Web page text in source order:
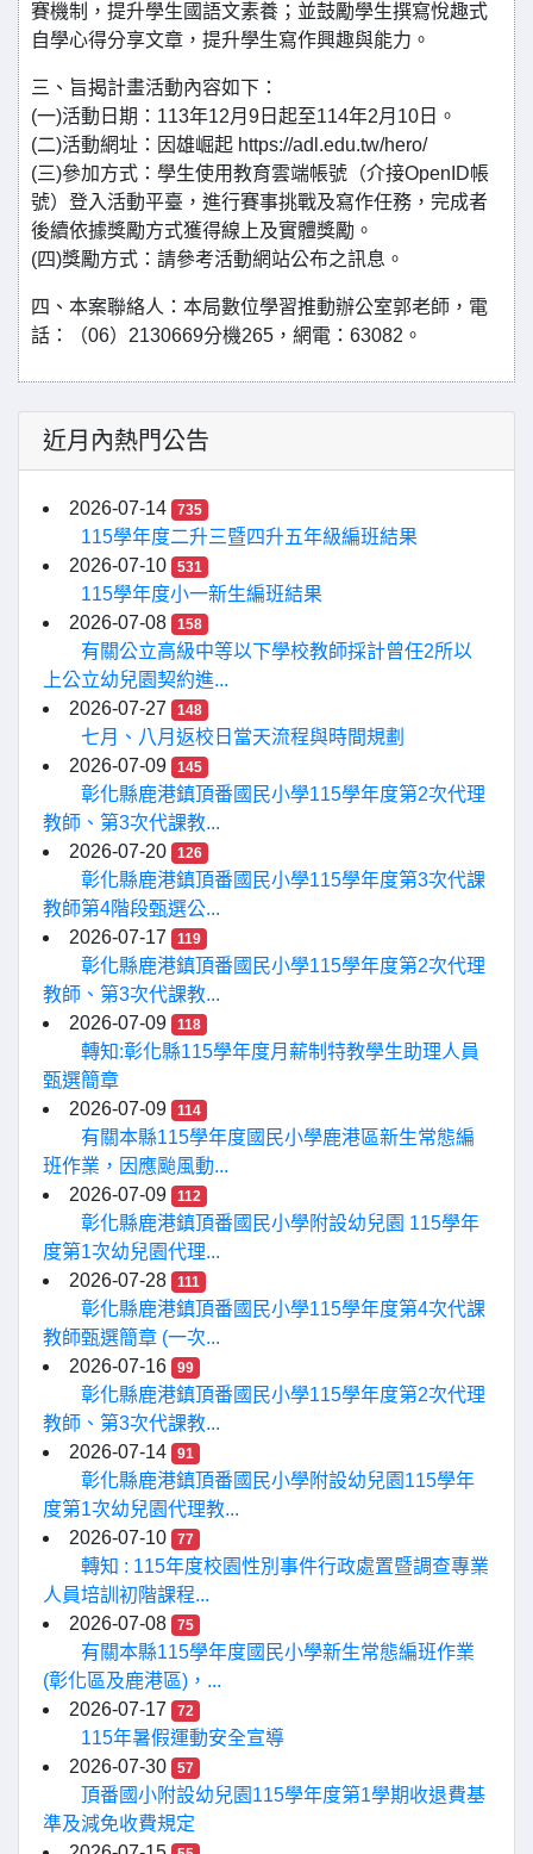
賽機制，提升學生國語文素養；並鼓勵學生撰寫悅趣式
自學心得分享文章，提升學生寫作興趣與能力。
三、旨揭計畫活動內容如下：
(一)活動日期：113年12月9日起至114年2月10日。
(二)活動網址：因雄崛起 https://adl.edu.tw/hero/
(三)參加方式：學生使用教育雲端帳號（介接OpenID帳
號）登入活動平臺，進行賽事挑戰及寫作任務，完成者
後續依據獎勵方式獲得線上及實體獎勵。
(四)獎勵方式：請參考活動網站公布之訊息。
四、本案聯絡人：本局數位學習推動辦公室郭老師，電
話：（06）2130669分機265，網電：63082。
近月內熱門公告
2026-07-14 735
115學年度二升三暨四升五年級編班結果
2026-07-10
531
115學年度小一新生編班結果
2026-07-08
158
有關公立高級中等以下學校教師採計曾任2所以
上公立幼兒園契約進...
2026-07-27
148
七月、八月返校日當天流程與時間規劃
2026-07-09
145
彰化縣鹿港鎮頂番國民小學115學年度第2次代理
教師、第3次代課教...
2026-07-20
126
彰化縣鹿港鎮頂番國民小學115學年度第3次代課
教師第4階段甄選公...
2026-07-17
119
彰化縣鹿港鎮頂番國民小學115學年度第2次代理
教師、第3次代課教...
2026-07-09
118
轉知:彰化縣115學年度月薪制特教學生助理人員
甄選簡章
2026-07-09
114
有關本縣115學年度國民小學鹿港區新生常態編
班作業，因應颱風動...
2026-07-09
112
彰化縣鹿港鎮頂番國民小學附設幼兒園 115學年
度第1次幼兒園代理...
2026-07-28
111
彰化縣鹿港鎮頂番國民小學115學年度第4次代課
教師甄選簡章 (一次...
2026-07-16
99
彰化縣鹿港鎮頂番國民小學115學年度第2次代理
教師、第3次代課教...
2026-07-14
91
彰化縣鹿港鎮頂番國民小學附設幼兒園115學年
度第1次幼兒園代理教...
2026-07-10
77
轉知 : 115年度校園性別事件行政處置暨調查專業
人員培訓初階課程...
2026-07-08
75
有關本縣115學年度國民小學新生常態編班作業
(彰化區及鹿港區)，...
2026-07-17
72
115年暑假運動安全宣導
2026-07-30
57
頂番國小附設幼兒園115學年度第1學期收退費基
準及減免收費規定